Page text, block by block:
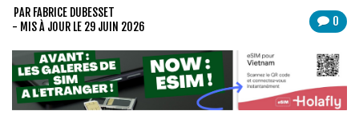
Guides voyages
Contact
Mon journal de bord sur Instagram
0
PAR FABRICE DUBESSET
- MIS À JOUR LE 29 JUIN 2026